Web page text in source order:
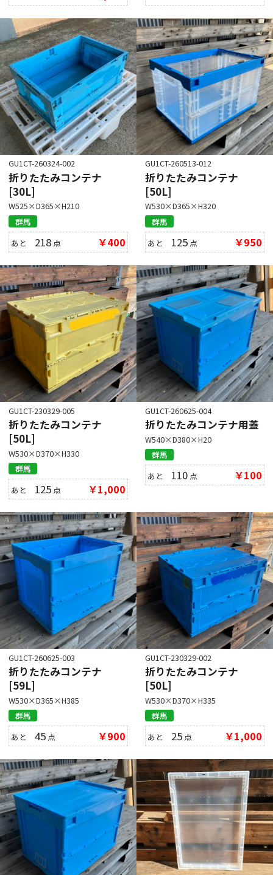
GU1CT-260324-002
折りたたみコンテナ
[30L]
W525×D365×H210
群馬
あと 218 点 ￥400
GU1CT-260513-012
折りたたみコンテナ
[50L]
W530×D365×H320
群馬
あと 125 点 ￥950
GU1CT-230329-005
折りたたみコンテナ
[50L]
W530×D370×H330
群馬
あと 125 点 ￥1,000
GU1CT-260625-004
折りたたみコンテナ用蓋
W540×D380×H20
群馬
あと 110 点 ￥100
GU1CT-260625-003
折りたたみコンテナ
[59L]
W530×D365×H385
群馬
あと45 点 ￥900
GU1CT-230329-002
折りたたみコンテナ
[50L]
W530×D370×H335
群馬
あと 25 点 ￥1,000